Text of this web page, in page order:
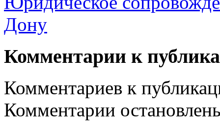
Дону
Комментарии к
Комментариев к
Комментарии